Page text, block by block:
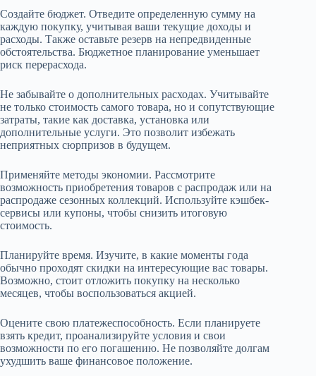
Создайте бюджет. Отведите определенную сумму на
каждую покупку, учитывая ваши текущие доходы и
расходы. Также оставьте резерв на непредвиденные
обстоятельства. Бюджетное планирование уменьшает
риск перерасхода.
Не забывайте о дополнительных расходах. Учитывайте
не только стоимость самого товара, но и сопутствующие
затраты, такие как доставка, установка или
дополнительные услуги. Это позволит избежать
неприятных сюрпризов в будущем.
Применяйте методы экономии. Рассмотрите
возможность приобретения товаров с распродаж или на
распродаже сезонных коллекций. Используйте кэшбек-
сервисы или купоны, чтобы снизить итоговую
стоимость.
Планируйте время. Изучите, в какие моменты года
обычно проходят скидки на интересующие вас товары.
Возможно, стоит отложить покупку на несколько
месяцев, чтобы воспользоваться акцией.
Оцените свою платежеспособность. Если планируете
взять кредит, проанализируйте условия и свои
возможности по его погашению. Не позволяйте долгам
ухудшить ваше финансовое положение.